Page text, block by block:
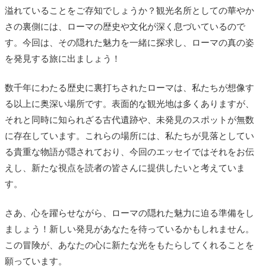
溢れていることをご存知でしょうか？観光名所としての華やか
さの裏側には、ローマの歴史や文化が深く息づいているので
す。今回は、その隠れた魅力を一緒に探求し、ローマの真の姿
を発見する旅に出ましょう！
数千年にわたる歴史に裏打ちされたローマは、私たちが想像す
る以上に奥深い場所です。表面的な観光地は多くありますが、
それと同時に知られざる古代遺跡や、未発見のスポットが無数
に存在しています。これらの場所には、私たちが見落としてい
る貴重な物語が隠されており、今回のエッセイではそれをお伝
えし、新たな視点を読者の皆さんに提供したいと考えていま
す。
さあ、心を躍らせながら、ローマの隠れた魅力に迫る準備をし
ましょう！新しい発見があなたを待っているかもしれません。
この冒険が、あなたの心に新たな光をもたらしてくれることを
願っています。